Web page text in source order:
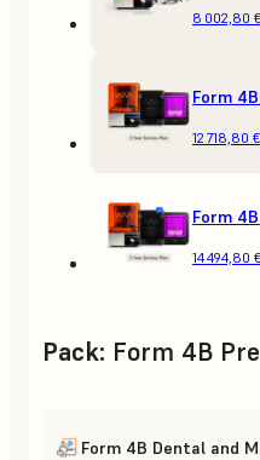
8 002,80 €
Form
12 718,80 €
Form
14 494,80 €
Pack: Form 4B
Form 4B Dental and